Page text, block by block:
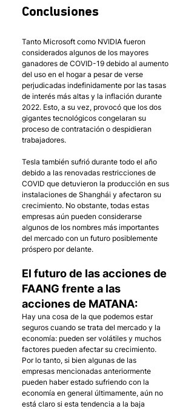
Conclusiones
Tanto Microsoft como NVIDIA fueron
considerados algunos de los mayores
ganadores de COVID-19 debido al aumento
del uso en el hogar a pesar de verse
perjudicadas indefinidamente por las tasas
de interés más altas y la inflación durante
2022. Esto, a su vez, provocó que los dos
gigantes tecnológicos congelaran su
proceso de contratación o despidieran
trabajadores.
Tesla también sufrió durante todo el año
debido a las renovadas restricciones de
COVID que detuvieron la producción en sus
instalaciones de Shanghái y afectaron su
crecimiento. No obstante, todas estas
empresas aún pueden considerarse
algunos de los nombres más importantes
del mercado con un futuro posiblemente
próspero por delante.
El futuro de las acciones de
FAANG frente a las
acciones de MATANA:
Hay una cosa de la que podemos estar
seguros cuando se trata del mercado y la
economía: pueden ser volátiles y muchos
factores pueden afectar su crecimiento.
Por lo tanto, si bien algunas de las
empresas mencionadas anteriormente
pueden haber estado sufriendo con la
economía en general últimamente, aún no
está claro si esta tendencia a la baja